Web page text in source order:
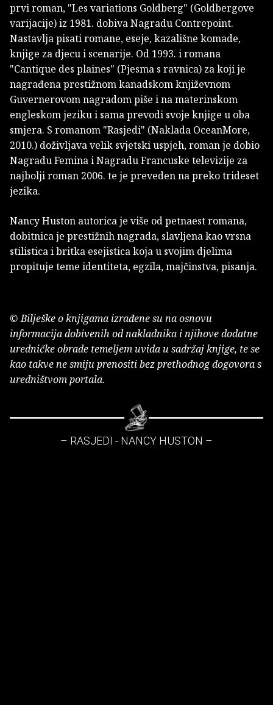
prvi roman, "Les variations Goldberg" (Goldbergove
varijacije) iz 1981. dobiva Nagradu Contrepoint.
Nastavlja pisati romane, eseje, kazališne komade,
knjige za djecu i scenarije. Od 1993. i romana
"Cantique des plaines" (Pjesma s ravnica) za koji je
nagrađena prestižnom kanadskom književnom
Guvernerovom nagradom piše i na materinskom
engleskom jeziku i sama prevodi svoje knjige u oba
smjera. S romanom "Rasjedi" (Naklada OceanMore,
2010.) doživljava velik svjetski uspjeh, roman je dobio
Nagradu Femina i Nagradu Francuske televizije za
najbolji roman 2006. te je preveden na preko trideset
jezika.
Nancy Huston autorica je više od petnaest romana,
dobitnica je prestižnih nagrada, slavljena kao vrsna
stilistica i britka esejistica koja u svojim djelima
propituje teme identiteta, egzila, majčinstva, pisanja.
© Bilješke o knjigama izrađene su na osnovu
informacija dobivenih od nakladnika i njihove dodatne
uredničke obrade temeljem uvida u sadržaj knjige, te se
kao takve ne smiju prenositi bez prethodnog dogovora s
uredništvom portala.
– RASJEDI - NANCY HUSTON –